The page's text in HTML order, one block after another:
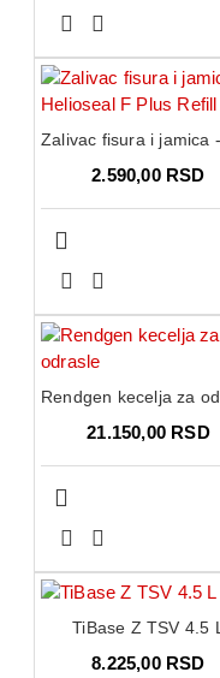
2.590,00 RSD
21.150,00 RSD
TiBase Z TSV 4.5 L
8.225,00 RSD